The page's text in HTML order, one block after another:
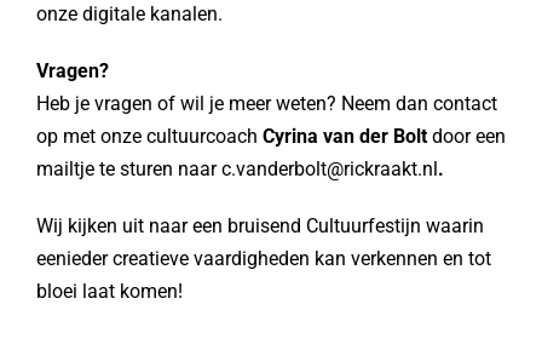
onze digitale kanalen.
Vragen?
Heb je vragen of wil je meer weten? Neem dan contact
op met onze cultuurcoach Cyrina van der Bolt door een
mailtje te sturen naar c.vanderbolt@rickraakt.nl.
Wij kijken uit naar een bruisend Cultuurfestijn waarin
eenieder creatieve vaardigheden kan verkennen en tot
bloei laat komen!